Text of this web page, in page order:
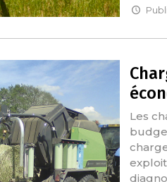
Les